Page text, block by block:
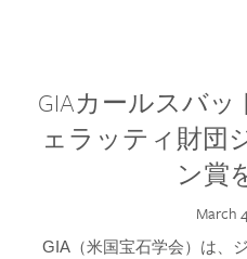
GIAカールスバ
ェラッティ財団
ン賞
March
GIA（米国宝石学会）は、